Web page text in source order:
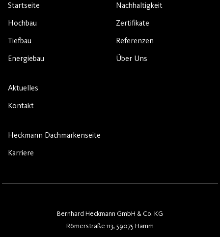
Startseite
Hochbau
Tiefbau
Energiebau
Nachhaltigkeit
Zertifikate
Referenzen
Über Uns
Aktuelles
Kontakt
Heckmann Dachmarkenseite
Karriere
Bernhard Heckmann GmbH & Co. KG
Römerstraße 113, 59075 Hamm